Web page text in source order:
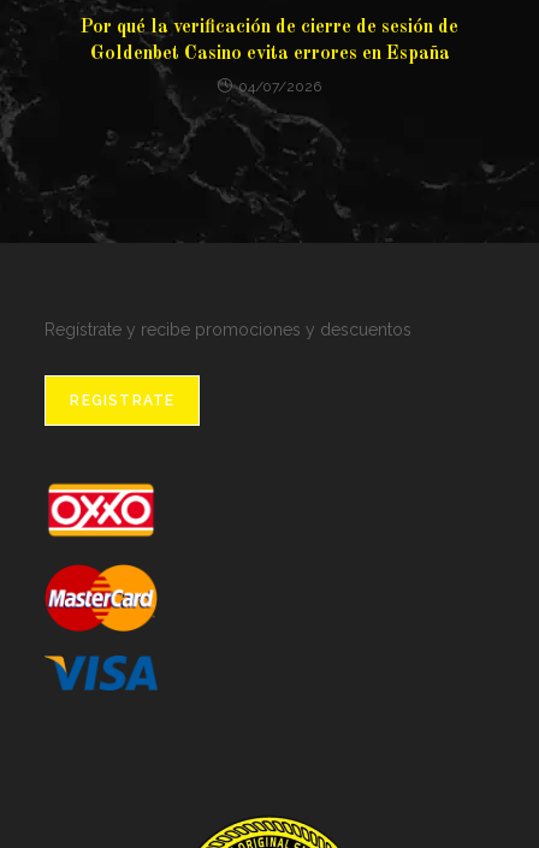
Por qué la verificación de cierre de sesión de
Goldenbet Casino evita errores en España
04/07/2026
Regístrate y recibe promociones y descuentos